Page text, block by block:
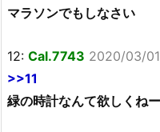
マラソンでもしなさい
12: Cal.7743 2020/03/
>>11
緑の時計なんて欲しくね